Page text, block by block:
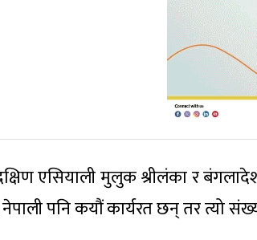
एसियाली मुलुक श्रीलंका र
पनि कयौं कार्यरत छन् तर त्यो